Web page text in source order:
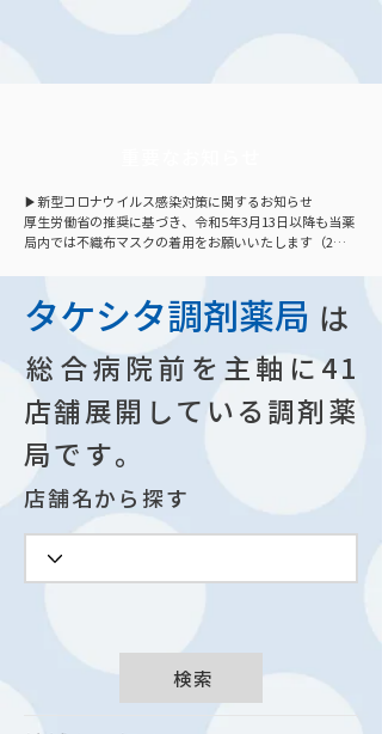
▶新型コロナウイルス感染対策に関するお知らせ
厚生労働省の推奨に基づき、令和5年3月13日以降も当薬
局内では不織布マスクの着用をお願いいたします（2歳
とご協力をお願いいたします。
タケシタ調剤薬局 は
​総合病院前を主軸に 41
店舗展開している調剤薬
局です。
店舗名から探す
検索